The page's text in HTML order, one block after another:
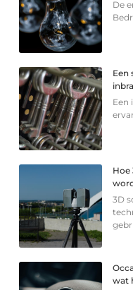
De
Een
Een
Hoe
3D
wat